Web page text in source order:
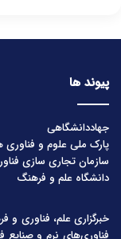
پیوند ها
جهاددانشگاهی
پارک ملی علوم و
سازمان تجاری سازی
دانشگاه علم و فرهنگ
خبرگزاری علم، فناوری و
فناوری‌های نرم و صنایع